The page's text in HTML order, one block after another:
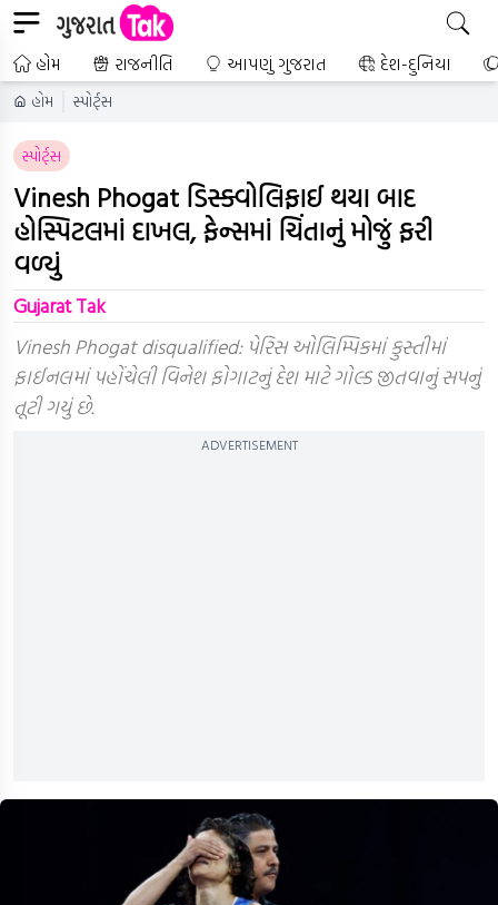
હોમ રાજનીતિ આપણું ગુજરાત દેશ-દુનિયા
હોમ સ્પોર્ટ્સ
સ્પોર્ટ્સ
Vinesh Phogat ડિસ્ક્વોલિફાઈ થયા બાદ
હોસ્પિટલમાં દાખલ, ફેન્સમાં ચિંતાનું મોજું ફરી
વળ્યું
Gujarat Tak
Vinesh Phogat disqualified: પેરિસ ઓલિમ્પિકમાં કુસ્તીમાં
ફાઈનલમાં પહોંચેલી વિનેશ ફોગાટનું દેશ માટે ગોલ્ડ જીતવાનું સપનું
તૂટી ગયું છે.
ADVERTISEMENT